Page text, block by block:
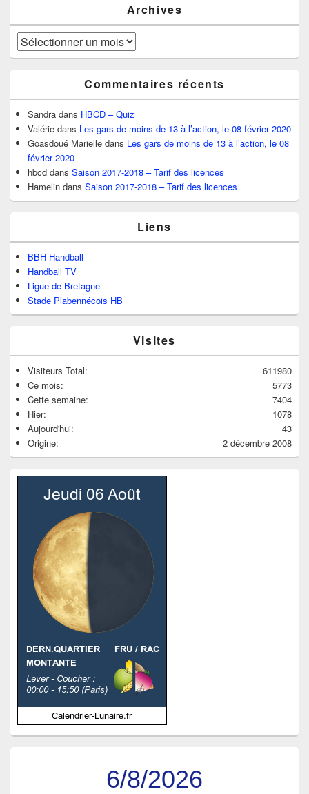
Archives
Archives
Commentaires récents
Sandra dans HBCD – Quiz
Valérie dans Les gars de moins de 13 à l’action, le 08 février 2020
Goasdoué Marielle dans Les gars de moins de 13 à l’action, le 08
février 2020
hbcd dans Saison 2017-2018 – Tarif des licences
Hamelin dans Saison 2017-2018 – Tarif des licences
Liens
BBH Handball
Handball TV
Ligue de Bretagne
Stade Plabennécois HB
Visites
611980
Visiteurs Total:
5773
Ce mois:
7404
Cette semaine:
1078
Hier:
43
Aujourd'hui:
2 décembre 2008
Origine:
6/8/2026